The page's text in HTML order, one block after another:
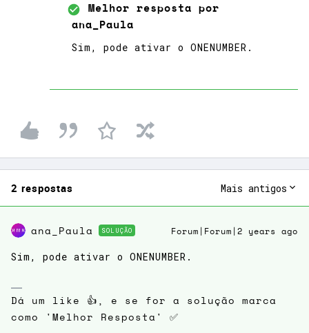
Melhor resposta por
ana_Paula
Sim, pode ativar o ONENUMBER.
2 respostas Mais antigos
ana_Paula SOLUÇÃO Forum|Forum|2 years ago
Sim, pode ativar o ONENUMBER.
Dá um like 👍, e se for a solução marca
como 'Melhor Resposta' ✅